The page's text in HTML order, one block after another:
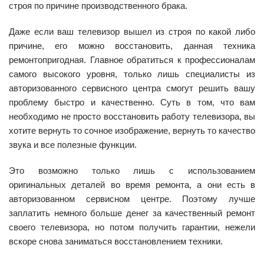
строя по причине производственного брака.
Даже если ваш телевизор вышел из строя по какой либо
причине, его можно восстановить, данная техника
ремонтопригодная. Главное обратиться к профессионалам
самого высокого уровня, только лишь специалисты из
авторизованного сервисного центра смогут решить вашу
проблему быстро и качественно. Суть в том, что вам
необходимо не просто восстановить работу телевизора, вы
хотите вернуть то сочное изображение, вернуть то качество
звука и все полезные функции.
Это возможно только лишь с использованием
оригинальных деталей во время ремонта, а они есть в
авторизованном сервисном центре. Поэтому лучше
заплатить немного больше денег за качественный ремонт
своего телевизора, но потом получить гарантии, нежели
вскоре снова заниматься восстановлением техники.